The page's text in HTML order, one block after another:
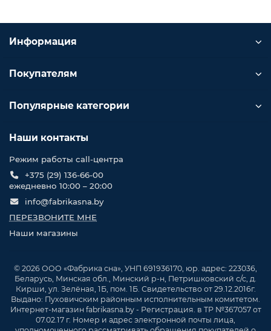
Информация
Покупателям
Популярные категории
Наши контакты
Режим работы call-центра
+375 (29) 136-66-00
ежедневно 10:00 – 20:00
info@fabrikasna.by
ПЕРЕЗВОНИТЕ МНЕ
Наши магазины
© 2026 ООО «Фабрика сна», УНП 691936170, юр. адрес: 223036,
Беларусь, Минская обл., Минский р-н, Петришковский с/с, д.
Кирши, ул. Зелёная, 1Б, пом. 1Б. Свидетельство от 29.12.2016г.
Выдано: Пуховичским районным исполнительным комитетом.
Интернет-магазин fabrikasna.by - Регистрация. в ТР №367057 от
07.02.17 г. Номер и адрес электронной почты лица,